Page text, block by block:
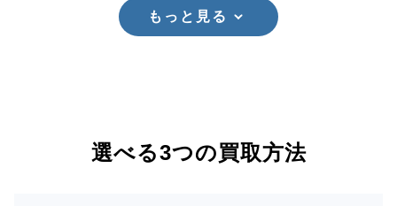
もっと見る
選べる3つの買取方法